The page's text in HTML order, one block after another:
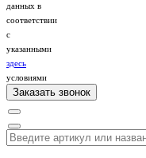
данных в
соответствии
с
указанными
здесь
условиями